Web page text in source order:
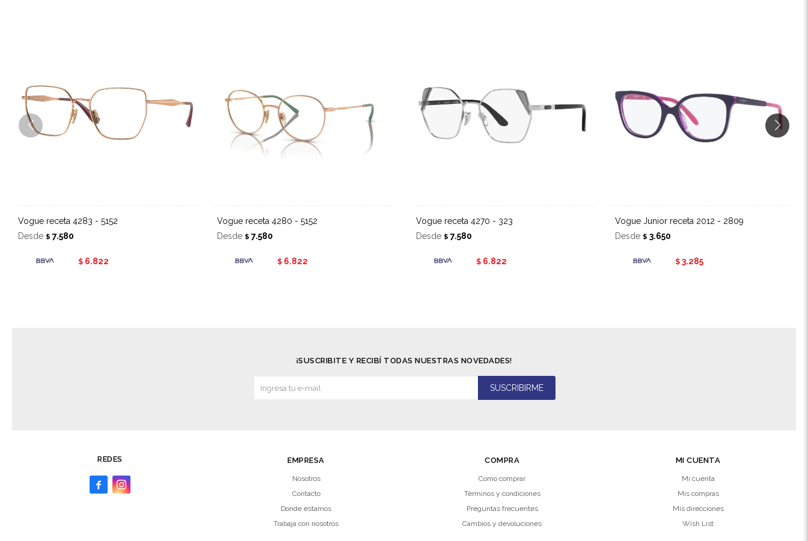
Vogue receta 4283 - 5152
Desde $ 7.580
$ 6.822
Vogue receta 4280 - 5152
Desde $ 7.580
$ 6.822
Vogue receta 4270 - 323
Desde $ 7.580
$ 6.822
Vogue Junior receta 2012 - 2809
Desde $ 3.650
$ 3.285
REDES
 
EMPRESA
Nosotros
Contacto
Donde estamos
Trabaja con nosotros
COMPRA
Como comprar
Términos y condiciones
Preguntas frecuentes
Cambios y devoluciones
MI CUENTA
Mi cuenta
Mis compras
Mis direcciones
Wish List
¡SUSCRIBITE Y RECIBÍ TODAS NUESTRAS NOVEDADES!
SUSCRIBIRME